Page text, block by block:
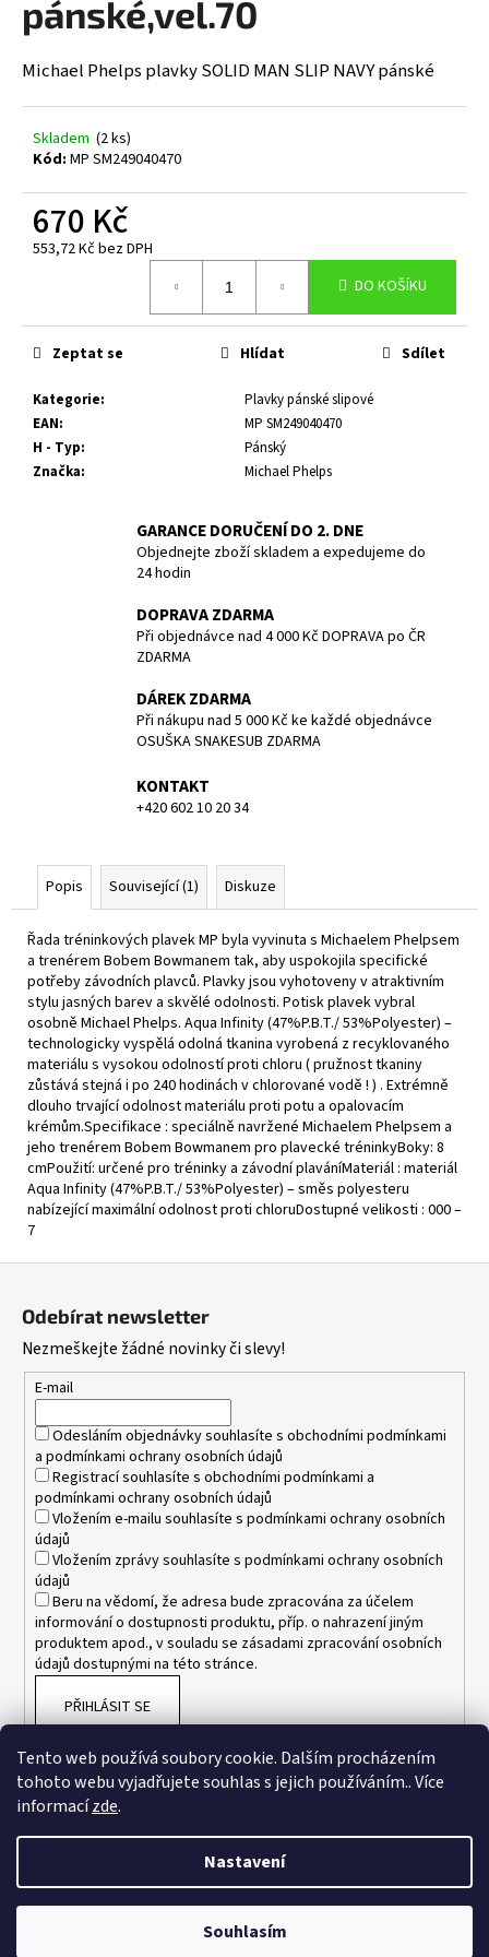
Tento web používá soubory cookie. Dalším procházením
tohoto webu vyjadřujete souhlas s jejich používáním.. Více
informacízde.
Nastavení
Souhlasím
pánské,vel.70
Michael Phelps plavky SOLID MAN SLIP NAVY pánské
Skladem (2 ks)
Kód: MP SM249040470
670 Kč
553,72 Kč bez DPH
DO KOŠÍKU
Kategorie:
Plavky pánské slipové
EAN:
MP SM249040470
H - Typ:
Pánský
Značka: Michael Phelps
Zeptat se Hlídat Sdílet
GARANCE DORUČENÍ DO 2. DNE
Objednejte zboží skladem a expedujeme do
24 hodin
DOPRAVA ZDARMA
Při objednávce nad 4 000 Kč DOPRAVA po ČR
ZDARMA
DÁREK ZDARMA
Při nákupu nad 5 000 Kč ke každé objednávce
OSUŠKA SNAKESUB ZDARMA
KONTAKT
+420 602 10 20 34
Popis Související (1) Diskuze
Řada tréninkových plavek MP byla vyvinuta s Michaelem Phelpsem
a trenérem Bobem Bowmanem tak, aby uspokojila specifické
potřeby závodních plavců. Plavky jsou vyhotoveny v atraktivním
stylu jasných barev a skvělé odolnosti. Potisk plavek vybral
osobně Michael Phelps. Aqua Infinity (47%P.B.T./ 53%Polyester) –
technologicky vyspělá odolná tkanina vyrobená z recyklovaného
materiálu s vysokou odolností proti chloru ( pružnost tkaniny
zůstává stejná i po 240 hodinách v chlorované vodě ! ) . Extrémně
dlouho trvající odolnost materiálu proti potu a opalovacím
krémům.Specifikace : speciálně navržené Michaelem Phelpsem a
jeho trenérem Bobem Bowmanem pro plavecké tréninkyBoky: 8
cmPoužití: určené pro tréninky a závodní plaváníMateriál : materiál
Aqua Infinity (47%P.B.T./ 53%Polyester) – směs polyesteru
nabízející maximální odolnost proti chloruDostupné velikosti : 000 –
7
a
j
í
t
?
HLEDAT
D
p
o
u
Odebírat newsletter
Nezmeškejte žádné novinky či slevy!
E-mail
Odesláním objednávky souhlasíte s obchodními podmínkami
a podmínkami ochrany osobních údajů
Registrací souhlasíte s obchodními podmínkami a
podmínkami ochrany osobních údajů
Vložením e-mailu souhlasíte s podmínkami ochrany osobních
údajů
Vložením zprávy souhlasíte s podmínkami ochrany osobních
údajů
Beru na vědomí, že adresa bude zpracována za účelem
informování o dostupnosti produktu, příp. o nahrazení jiným
produktem apod., v souladu se zásadami zpracování osobních
údajů dostupnými na této stránce.
PŘIHLÁSIT SE
Vytvořil Shoptet
www.esnakesub.cz. Všechna práva vyhrazena.